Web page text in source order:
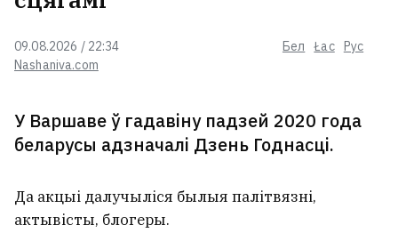
Nashaniva.com
09.08.2026 / 22:34 Бел Łac Рус
У Варшаве ў гадавіну падзей 2020 года
беларусы адзначалі Дзень Годнасці.
Да акцыі далучыліся былыя палітвязні,
актывісты, блогеры.